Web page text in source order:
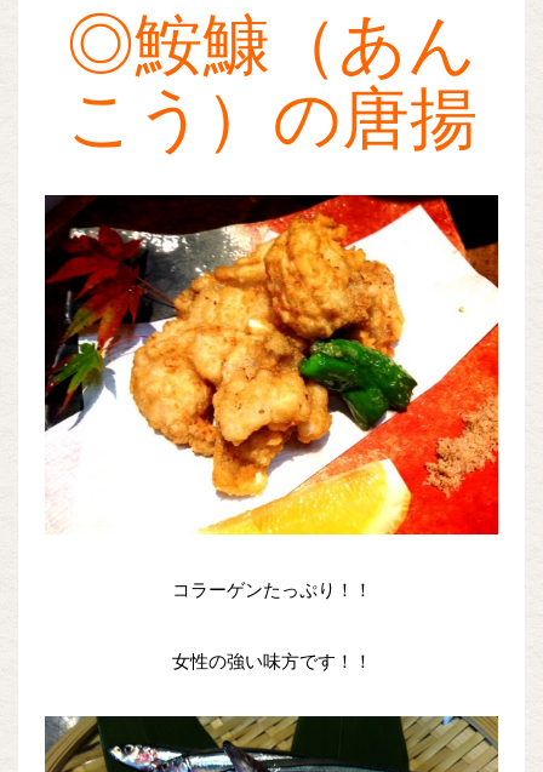
◎鮟鱇（あん
こう）の唐揚
コラーゲンたっぷり！！
女性の強い味方です！！